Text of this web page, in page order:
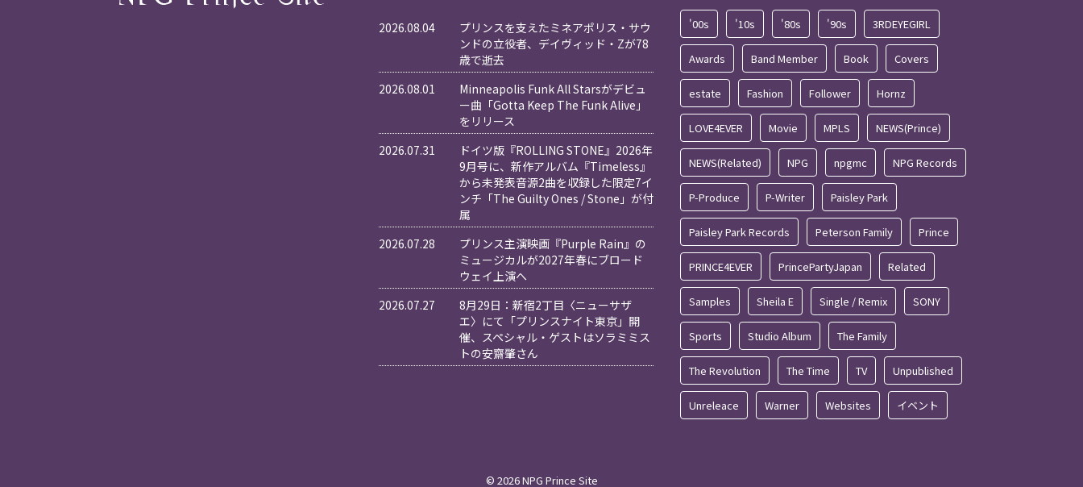
2026.08.04
プリンスを支えたミネアポリス・サウ
ンドの立役者、デイヴィッド・Zが78
歳で逝去
2026.08.01
Minneapolis Funk All Starsがデビュ
ー曲「Gotta Keep The Funk Alive」
をリリース
2026.07.31
ドイツ版『ROLLING STONE』2026年
9月号に、新作アルバム『Timeless』
から未発表音源2曲を収録した限定7イ
ンチ「The Guilty Ones / Stone」が付
属
2026.07.28
プリンス主演映画『Purple Rain』の
ミュージカルが2027年春にブロード
ウェイ上演へ
2026.07.27
8月29日：新宿2丁目〈ニューサザ
エ〉にて「プリンスナイト東京」開
催、スペシャル・ゲストはソラミミス
トの安齋肇さん
'00s '10s '80s '90s 3RDEYEGIRL
Awards Band Member Book Covers
estate Fashion Follower Hornz
LOVE4EVER Movie MPLS NEWS(Prince)
NEWS(Related) NPG npgmc NPG Records
P-Produce P-Writer Paisley Park
Paisley Park Records Peterson Family Prince
PRINCE4EVER PrincePartyJapan Related
Samples Sheila E Single / Remix SONY
Sports Studio Album The Family
The Revolution The Time TV Unpublished
Unreleace Warner Websites イベント
© 2026 NPG Prince Site